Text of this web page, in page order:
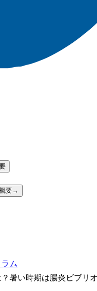
要→
ム
暑い時期は腸炎ビブリ